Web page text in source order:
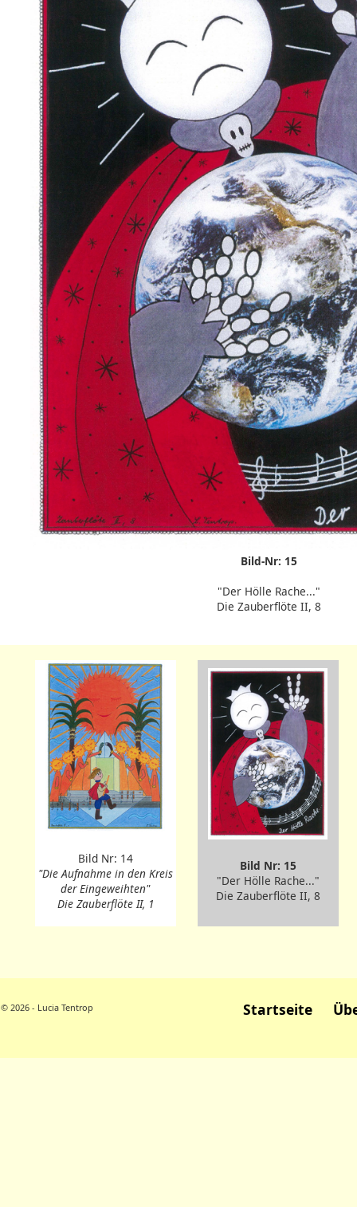
Bild-Nr: 15
"Der Hölle Rache..."
Die Zauberflöte II, 8
Bild Nr: 14
"Die Aufnahme in den Kreis
der Eingeweihten"
Die Zauberflöte II, 1
Bild Nr: 15
"Der Hölle Rache..."
Die Zauberflöte II, 8
© 2026 - Lucia Tentrop Startseite